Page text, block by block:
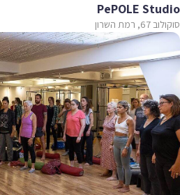
PePOLE Studio
סוקולוב 67, רמת השרון